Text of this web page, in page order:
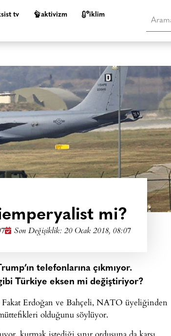
tv aktivizm i̇klim
mi?
Son Değişiklik: 20 Ocak 2018, 08:07
telefonlarına çıkmıyor.
Türkiye eksen mi değiştiriyor?
Erdoğan ve Bahçeli, NATO üyeliğinden
olduğunu söylüyor.